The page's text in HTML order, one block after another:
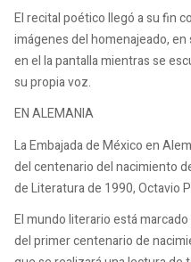
El recital poético llegó a su fin
imágenes del homenajeado,
en el la pantalla mientras se
su propia voz.
EN ALEMANIA
La Embajada de México en
del centenario del nacimiento
de Literatura de 1990, Octavio
El mundo literario está
del primer centenario de